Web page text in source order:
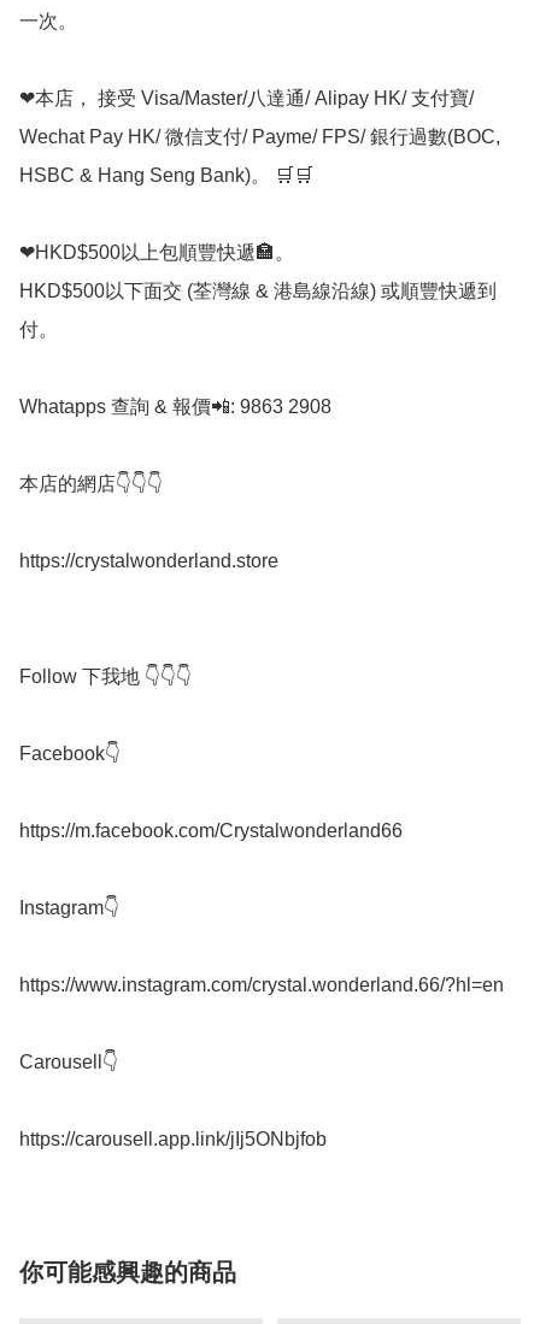
一次。
❤本店， 接受 Visa/Master/八達通/ Alipay HK/ 支付寶/
Wechat Pay HK/ 微信支付/ Payme/ FPS/ 銀行過數(BOC,
HSBC & Hang Seng Bank)。 🛒🛒
❤HKD$500以上包順豐快遞🏣。
HKD$500以下面交 (荃灣線 & 港島線沿線) 或順豐快遞到
付。
Whatapps 查詢 & 報價📲: 9863 2908
本店的網店👇👇👇
https://crystalwonderland.store
Follow 下我地 👇👇👇
Facebook👇
https://m.facebook.com/Crystalwonderland66
Instagram👇
https://www.instagram.com/crystal.wonderland.66/?hl=en
Carousell👇
你可能感興趣的商品